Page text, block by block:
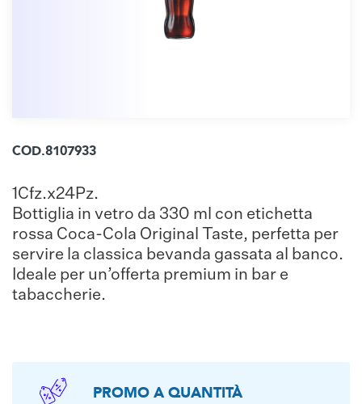
COD.8107933
1Cfz.x24Pz.
Bottiglia in vetro da 330 ml con etichetta
rossa Coca-Cola Original Taste, perfetta per
servire la classica bevanda gassata al banco.
Ideale per un’offerta premium in bar e
tabaccherie.
PROMO A QUANTITÀ